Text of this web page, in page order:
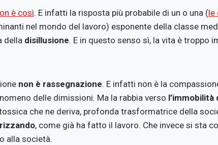
è così. E infatti la risposta più probabile di un o una (le
nel mondo del lavoro) esponente della classe
della disillusione. E in questo senso sì, la vita è troppo
non è rassegnazione. E infatti non è la
delle dimissioni. Ma la rabbia verso l’immobilità
che ne deriva, profonda trasformatrice della
, come già ha fatto il lavoro. Che invece si sta
alla società.